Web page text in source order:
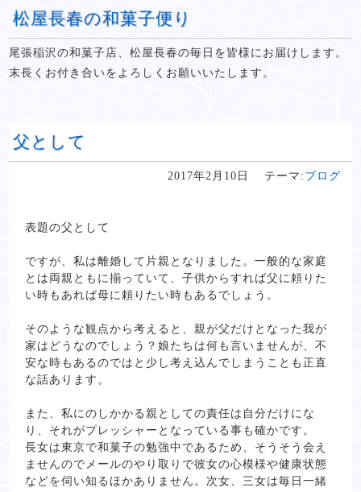
松屋長春の和菓子便り
尾張稲沢の和菓子店、松屋長春の毎日を皆様にお届けします。
末長くお付き合いをよろしくお願いいたします。
父として
2017年2月10日 テーマ: ブログ
表題の父として
ですが、私は離婚して片親となりました。一般的な家庭
とは両親ともに揃っていて、子供からすれば父に頼りた
い時もあれば母に頼りたい時もあるでしょう。
そのような観点から考えると、親が父だけとなった我が
家はどうなのでしょう？娘たちは何も言いませんが、不
安な時もあるのではと少し考え込んでしまうことも正直
な話あります。
また、私にのしかかる親としての責任は自分だけにな
り、それがプレッシャーとなっている事も確かです。
長女は東京で和菓子の勉強中であるため、そうそう会え
ませんのでメールのやり取りで彼女の心模様や健康状態
などを伺い知るほかありません。次女、三女は毎日一緒